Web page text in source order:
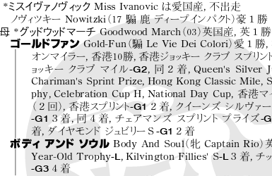
*ミスイ ヴァノヴィック Miss Ivanovic は愛国産，不出走
ノヴィツキー Nowitzki（17騸鹿ディープインパクト）豪１勝
*グッドウッドマーチ Goodwood March（03）英国産，英１勝
ゴールドファン Gold-Fun（騸 Le Vie Dei Colori）愛１勝
オンマイラー，香港10勝，香港ジョッキー クラブ スプリン
ョッキー クラブ マイル -G2，同２着，Queen's Silver
Chariman's Sprint Prize，Hong Kong Classic Mile，
phy，Celebration Cup H，National Day Cup，香港マ
（２回），香港スプリント-G1２着，クイーンズ シルヴァ
-G1 ３着，同４着，チェアマンズ スプリントプライズ-
着，ダイヤモンドジュビリーＳ -G1 ２着
ボディアンドソウル Body And Soul（牝 Captain Rio）
Year-Old Trophy-L ，Kilvington Fillies' S-L ３着，チッ
-G3 ４着